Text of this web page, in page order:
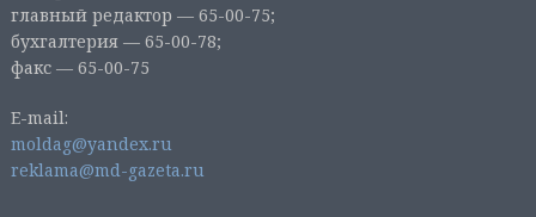
главный редактор — 65-00-75;
бухгалтерия — 65-00-78;
факс — 65-00-75
E-mail:
moldag@yandex.ru
reklama@md-gazeta.ru